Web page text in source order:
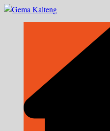
Skip